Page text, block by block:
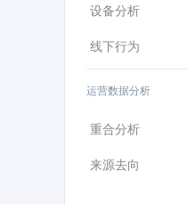
设备分析
线下行为
运营数据分析
重合分析
来源去向